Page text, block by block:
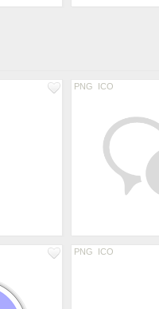
PNG ICO
PNG ICO